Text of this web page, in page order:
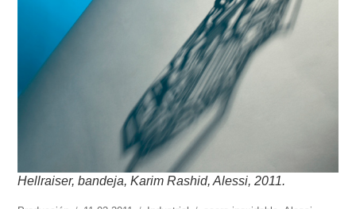
Hellraiser, bandeja, Karim Rashid, Alessi, 2011.